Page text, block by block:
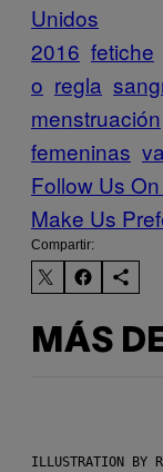
Unidos
2016 fetiche
o regla
menstruación
femeninas
Follow Us
Make Us
Compartir:
MÁS
ILLUSTRATION BY